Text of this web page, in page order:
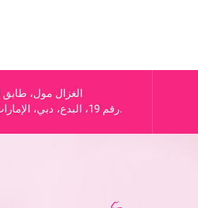
الغزال مول، طابق
رقم 19، البدع، دبي، الإمارات العربية المتحدة.